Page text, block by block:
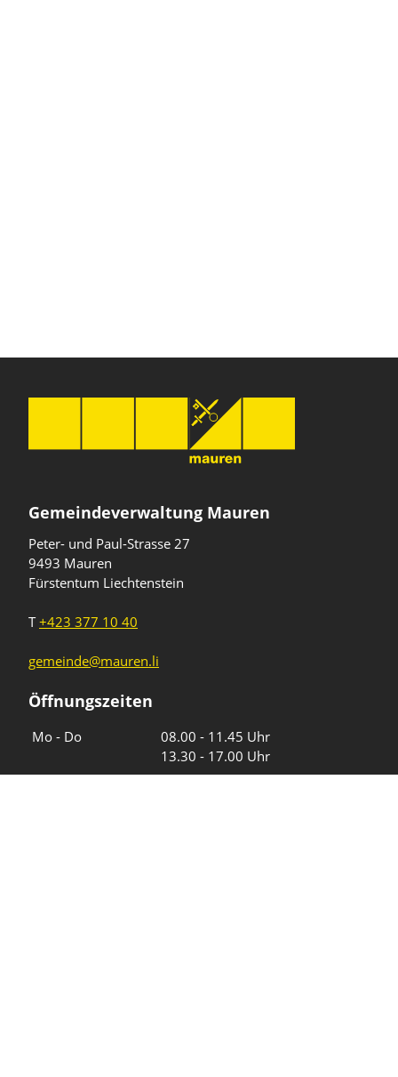
Gemeindeverwaltung Mauren
Peter- und Paul-Strasse 27
9493 Mauren
Fürstentum Liechtenstein
T+423 377 10 40
gemeinde@mauren.li
Öffnungszeiten
Mo - Do
08.00 - 11.45 Uhr
13.30 - 17.00 Uhr